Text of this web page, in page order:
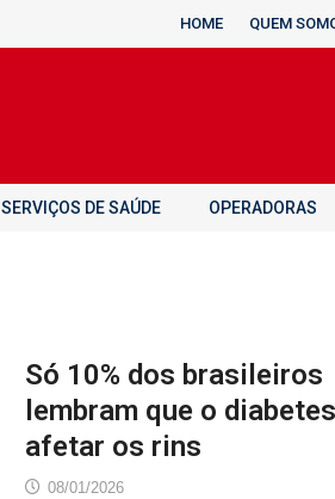
HOME QUEM
SERVIÇOS DE SAÚDE OPERADORAS
Só 10% dos brasileiros
lembram que o
afetar os rins
08/01/2026